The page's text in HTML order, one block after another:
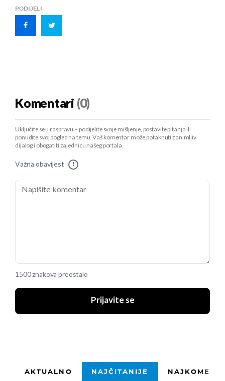
PODIJELI
Komentari (0)
Uključite se u raspravu – podijelite svoje mišljenje, postavite pitanja ili
ponudite svoj pogled na temu. Vaš komentar može potaknuti zanimljiv
dijalog i obogatiti zajednicu našeg portala.
Važna obavijest !
1500 znakova preostalo
Prijavite se
AKTUALNO NAJČITANIJE